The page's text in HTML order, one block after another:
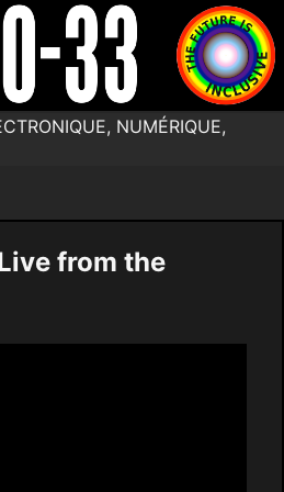
NUMÉRIQUE,
from the